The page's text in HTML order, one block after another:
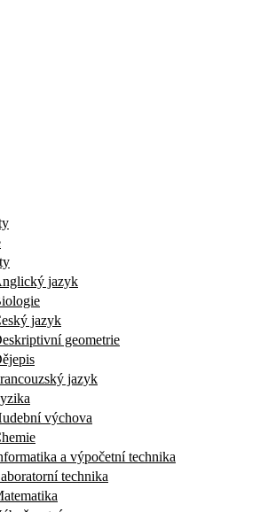
jazyk
jazyk
geometrie
jazyk
výchova
a výpočetní technika
technika